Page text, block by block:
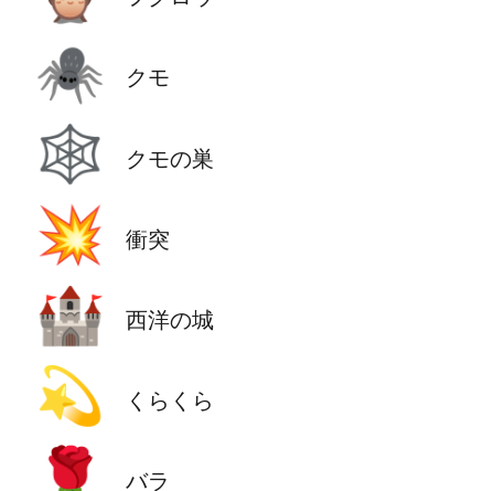
🕷️ クモ
🕸️ クモの巣
💥 衝突
🏰 西洋の城
💫 くらくら
🌹 バラ